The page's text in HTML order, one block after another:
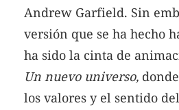
Andrew Garfield. Sin
versión que se ha hecho
ha sido la cinta de
Un nuevo universo,
los valores y el sentido